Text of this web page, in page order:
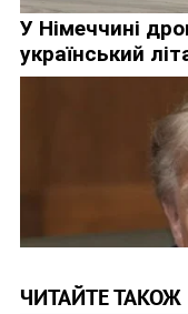
ЧИТАЙТЕ ТАКОЖ